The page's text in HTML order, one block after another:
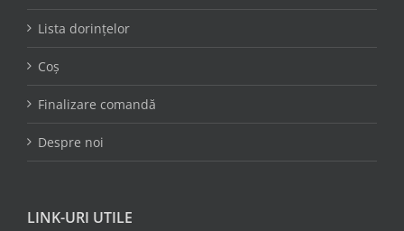
Lista dorințelor
Coș
Finalizare comandă
Despre noi
LINK-URI UTILE